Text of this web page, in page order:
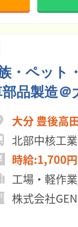
・ペット
品製造＠
大分 豊後高
北部中核工
時給:1,700
工場・軽作
株式会社